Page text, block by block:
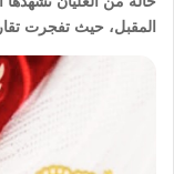
المقبل، حيث تفجرت